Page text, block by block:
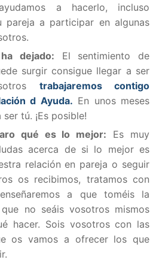
a hacerlo, incluso
pareja a participar en algunas
dejado: El sentimiento de
surgir consigue llegar a ser
trabajaremos contigo
d Ayuda. En unos meses
tú. ¡Es posible!
qué es lo mejor: Es muy
acerca de si lo mejor es
relación en pareja o seguir
os recibimos, tratamos con
a que toméis la
no seáis vosotros mismos
hacer. Sois vosotros con las
os vamos a ofrecer los que